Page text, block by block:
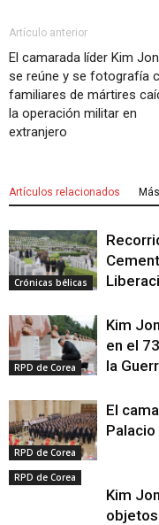
Artículo anterior
El camarada líder Kim
se reúne y se fotografía
familiares de mártires
la operación militar en
extranjero
Artículos relacionados
Crónicas bélicas
RPD de Corea
Kim
en el
la
RPD de Corea
El
RPD de Corea
Kim